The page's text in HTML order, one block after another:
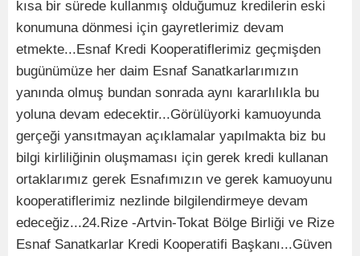
kısa bir sürede kullanmış olduğumuz kredilerin eski
konumuna dönmesi için gayretlerimiz devam
etmekte...Esnaf Kredi Kooperatiflerimiz geçmişden
bugünümüze her daim Esnaf Sanatkarlarımızın
yanında olmuş bundan sonrada aynı kararlılıkla bu
yoluna devam edecektir...Görülüyorki kamuoyunda
gerçeği yansıtmayan açıklamalar yapılmakta biz bu
bilgi kirliliğinin oluşmaması için gerek kredi kullanan
ortaklarımız gerek Esnafımızın ve gerek kamuoyunu
kooperatiflerimiz nezlinde bilgilendirmeye devam
edeceğiz...24.Rize -Artvin-Tokat Bölge Birliği ve Rize
Esnaf Sanatkarlar Kredi Kooperatifi Başkanı...Güven